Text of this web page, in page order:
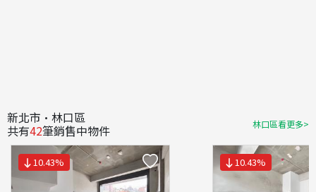
新北市·林口區
共有42筆銷售中物件 林口區看更多>
10.43% 10.43%